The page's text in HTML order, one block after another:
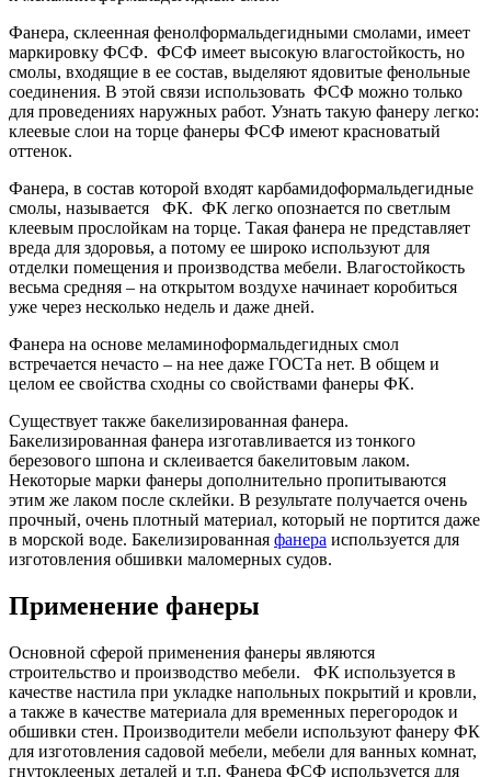
Фанера, склеенная фенолформальдегидными смолами, имеет
маркировку ФСФ. ФСФ имеет высокую влагостойкость, но
смолы, входящие в ее состав, выделяют ядовитые фенольные
соединения. В этой связи использовать ФСФ можно только
для проведениях наружных работ. Узнать такую фанеру легко:
клеевые слои на торце фанеры ФСФ имеют красноватый
оттенок.
Фанера, в состав которой входят карбамидоформальдегидные
смолы, называется ФК. ФК легко опознается по светлым
клеевым прослойкам на торце. Такая фанера не представляет
вреда для здоровья, а потому ее широко используют для
отделки помещения и производства мебели. Влагостойкость
весьма средняя – на открытом воздухе начинает коробиться
уже через несколько недель и даже дней.
Фанера на основе меламиноформальдегидных смол
встречается нечасто – на нее даже ГОСТа нет. В общем и
целом ее свойства сходны со свойствами фанеры ФК.
Существует также бакелизированная фанера.
Бакелизированная фанера изготавливается из тонкого
березового шпона и склеивается бакелитовым лаком.
Некоторые марки фанеры дополнительно пропитываются
этим же лаком после склейки. В результате получается очень
прочный, очень плотный материал, который не портится даже
в морской воде. Бакелизированная фанера используется для
изготовления обшивки маломерных судов.
Применение фанеры
Основной сферой применения фанеры являются
строительство и производство мебели. ФК используется в
качестве настила при укладке напольных покрытий и кровли,
а также в качестве материала для временных перегородок и
обшивки стен. Производители мебели используют фанеру ФК
для изготовления садовой мебели, мебели для ванных комнат,
гнутоклееных деталей и т.п. Фанера ФСФ используется для